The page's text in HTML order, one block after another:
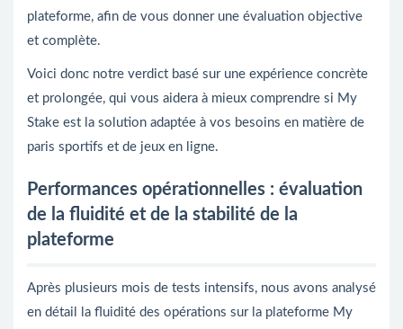
plateforme, afin de vous donner une évaluation objective
et complète.
Voici donc notre verdict basé sur une expérience concrète
et prolongée, qui vous aidera à mieux comprendre si My
Stake est la solution adaptée à vos besoins en matière de
paris sportifs et de jeux en ligne.
Performances opérationnelles : évaluation
de la fluidité et de la stabilité de la
plateforme
Après plusieurs mois de tests intensifs, nous avons analysé
en détail la fluidité des opérations sur la plateforme My